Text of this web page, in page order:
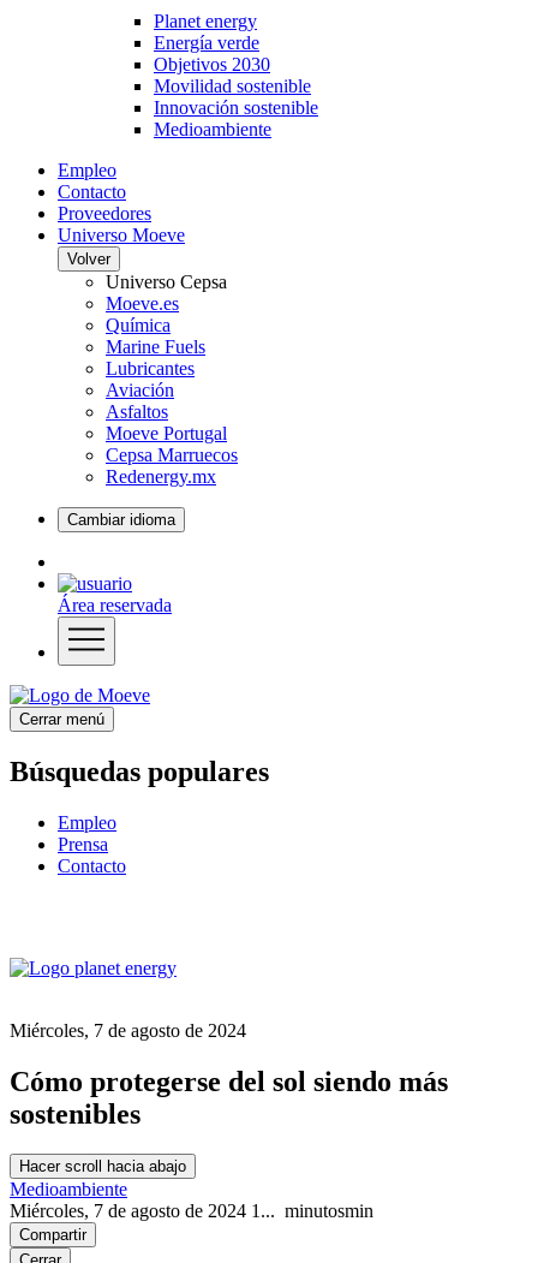
Planet energy
Energía verde
Objetivos 2030
Movilidad sostenible
Innovación sostenible
Medioambiente
Empleo
Contacto
Proveedores
Universo Moeve
Volver
Universo Cepsa
Moeve.es
Química
Marine Fuels
Lubricantes
Aviación
Asfaltos
Moeve Portugal
Cepsa Marruecos
Redenergy.mx
Cambiar idioma
Área reservada
Cerrar menú
Búsquedas populares
Empleo
Prensa
Contacto
Miércoles, 7 de agosto de 2024
Cómo protegerse del sol siendo más
sostenibles
Hacer scroll hacia abajo
Medioambiente
Miércoles, 7 de agosto de 2024 1... minutosmin
Compartir